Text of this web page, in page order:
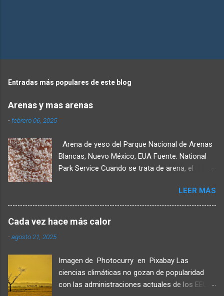
Entradas más populares de este blog
Arenas y mas arenas
- febrero 06, 2025
Arena de yeso del Parque Nacional de Arenas
Blancas, Nuevo México, EUA Fuente: National
Park Service Cuando se trata de arena, el
la arena se define como cualquier mineral entre
0.065 milímetros y 2 milímetros de diámetro,
que es aproximadamente el ancho de una
arena. Hay dos tipos generales de arena: arena
mineral y arena orgánica . Las arenas minerales
se forman por procesos geológicos. La mayor
LEER MÁS
Cada vez hace más calor
-agosto 21, 2025
Imagen de Photocurry en Pixabay Las
ciencias climáticas no gozan de popularidad
con las administraciones actuales de los EEUU